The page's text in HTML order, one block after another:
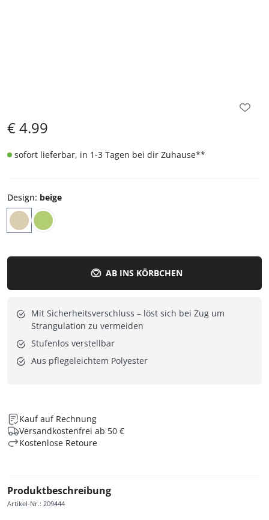
€4.99
sofort lieferbar, in 1-3 Tagen bei dir Zuhause**
Design: beige
AB INS KÖRBCHEN
Mit Sicherheitsverschluss – löst sich bei Zug um
Strangulation zu vermeiden
Stufenlos verstellbar
Aus pflegeleichtem Polyester
Kauf auf Rechnung
Versandkostenfrei ab 50 €
Kostenlose Retoure
Produktbeschreibung
Artikel-Nr.: 209444